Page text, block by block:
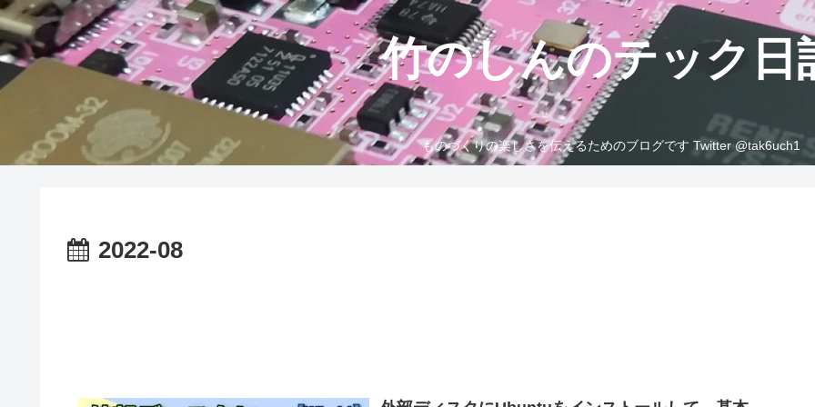
竹のしんのテック日
ものづくりの楽しさを伝えるためのブログです Twitter @tak6uch1
2022-08